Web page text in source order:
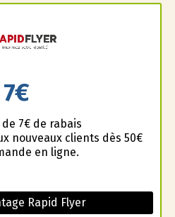
7€
7€ de rabais
nouveaux clients dès 50€
en ligne.
Rapid Flyer